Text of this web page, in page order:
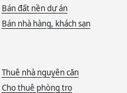
Bán đất nền dự án
Bán nhà hàng, khách sạn
Thuê nhà nguyên căn
Cho thuê phòng trọ